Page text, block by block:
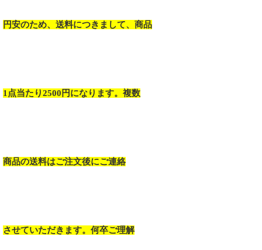
円安のため、送料につきまして、商品
1点当たり2500円になります。複数
商品の送料はご注文後にご連絡
させていただきます。何卒ご理解